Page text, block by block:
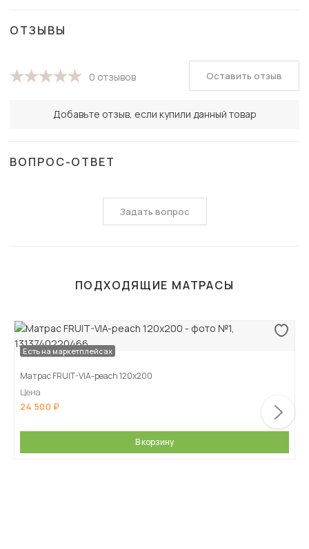
ОТЗЫВЫ
0 отзывов
Добавьте отзыв, если купили данный товар
Оставить отзыв
ВОПРОС-ОТВЕТ
Задать вопрос
ПОДХОДЯЩИЕ МАТРАСЫ
Есть на маркетплейсах
Матрас FRUIT-VIA-peach 120х200
Цена
24 500
В корзину